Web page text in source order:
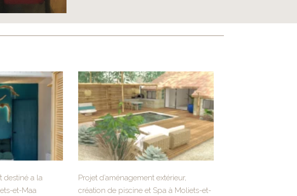
destiné a la
et-Maa
Projet d’aménagement extérieur,
création de piscine et Spa à Moliets-et-